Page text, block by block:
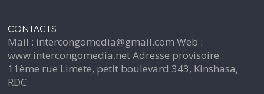
CONTACTS
Mail : intercongomedia@gmail.com Web :
www.intercongomedia.net Adresse provisoire :
11ème rue Limete, petit boulevard 343, Kinshasa,
RDC.